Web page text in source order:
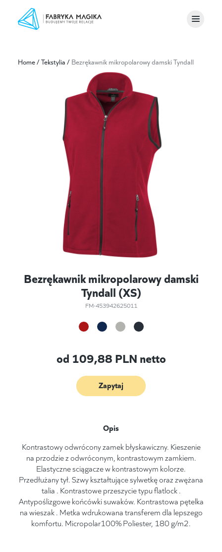
Home/Tekstylia / Bezrękawnik mikropolarowy damski Tyndall
Bezrękawnik mikropolarowy damski
Tyndall (XS)
FM-453942625011
od 109,88 PLN netto
Zapytaj
Opis
Kontrastowy odwrócony zamek błyskawiczny. Kieszenie
na przodzie z odwróconym, kontrastowym zamkiem.
Elastyczne sciągacze w kontrastowym kolorze.
Przedłużany tył. Szwy kształtujące sylwetkę oraz zwężana
talia . Kontrastowe przeszycie typu flatlock .
Antypoślizgowe końcówki suwaków. Kontrastowa pętelka
na wieszak . Metka wdrukowana transferem dla lepszego
komfortu. Micropolar100% Poliester, 180 g/m2.